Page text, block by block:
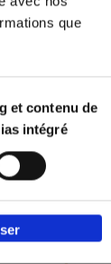
que
et contenu de
intégré
Ajouter au
€34,99